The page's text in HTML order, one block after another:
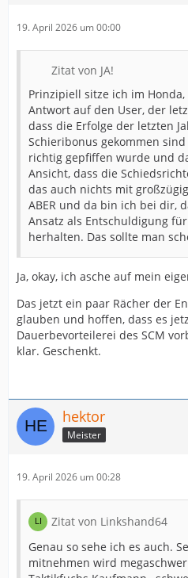
19. April 2026 um 00:00
Zitat von JA!
Prinzipiell sitze ich im
Antwort auf den User, der
dass die Erfolge der letzten
Schieribonus gekommen
richtig gepfiffen wurde und
Ansicht, dass die
das auch nichts mit
ABER und da bin ich bei dir,
Ansatz als Entschuldigung
herhalten. Das sollte man
Ja, okay, ich asche auf mein
Das jetzt ein paar Rächer der
glauben und hoffen, dass es
Dauerbevorteilerei des SCM
klar. Geschenkt.
hektor
Meister
19. April 2026 um 00:28
Zitat von Linkshand64
Genau so sehe ich es auch.
mitnehmen wird